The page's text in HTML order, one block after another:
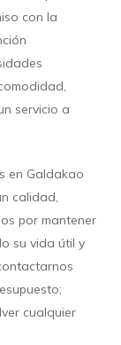
con la
servicio a
en Galdakao
calidad,
por mantener
su vida útil y
cualquier